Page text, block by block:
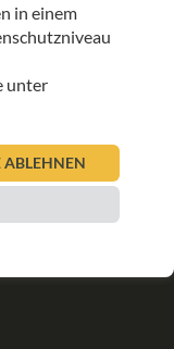
in einem
unter
ABLEHNEN